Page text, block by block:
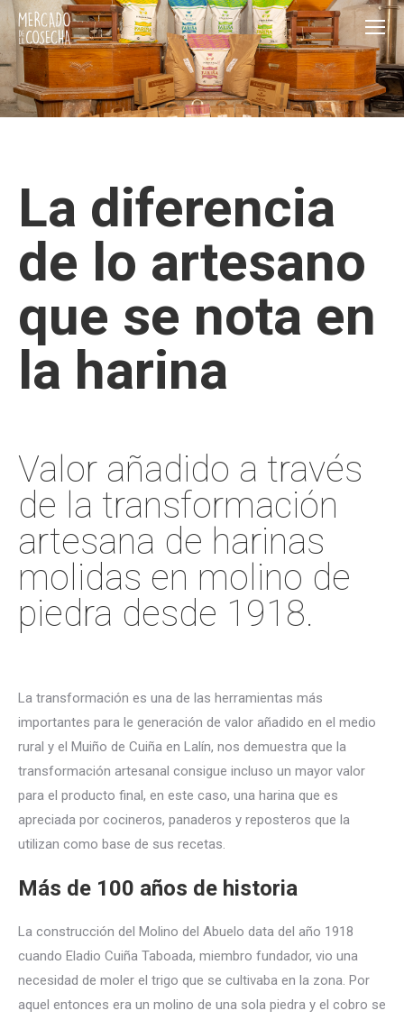
La diferencia
de lo artesano
que se nota en
la harina
Valor añadido a través
de la transformación
artesana de harinas
molidas en molino de
piedra desde 1918.
La transformación es una de las herramientas más
importantes para le generación de valor añadido en el medio
rural y el Muiño de Cuiña en Lalín, nos demuestra que la
transformación artesanal consigue incluso un mayor valor
para el producto final, en este caso, una harina que es
apreciada por cocineros, panaderos y reposteros que la
utilizan como base de sus recetas.
Más de 100 años de historia
La construcción del Molino del Abuelo data del año 1918
cuando Eladio Cuiña Taboada, miembro fundador, vio una
necesidad de moler el trigo que se cultivaba en la zona. Por
aquel entonces era un molino de una sola piedra y el cobro se